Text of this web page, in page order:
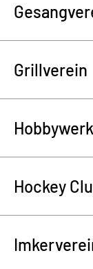
Grillverein
Hockey